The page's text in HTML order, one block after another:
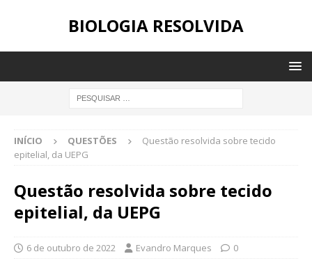
BIOLOGIA RESOLVIDA
INÍCIO QUESTÕES
Questão resolvida sobre tecido
epitelial, da UEPG
Questão resolvida sobre tecido
epitelial, da UEPG
6 de outubro de 2022 Evandro Marques 0